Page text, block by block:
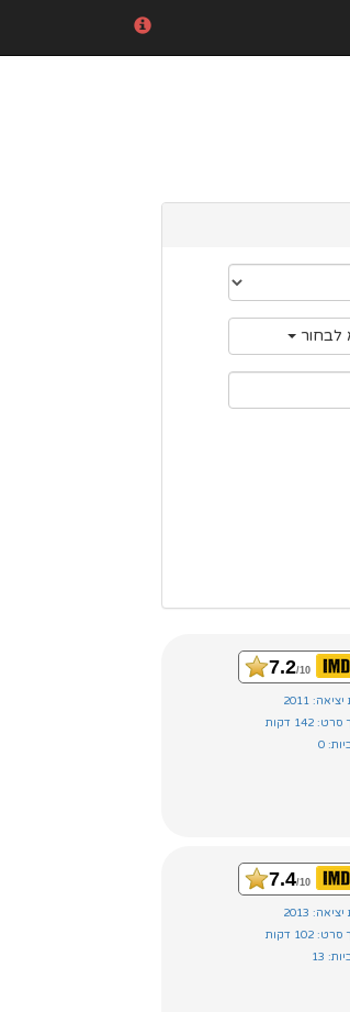
לבחור
7.2/10
2011
142 דקות
0
7.4/10
2013
102 דקות
13